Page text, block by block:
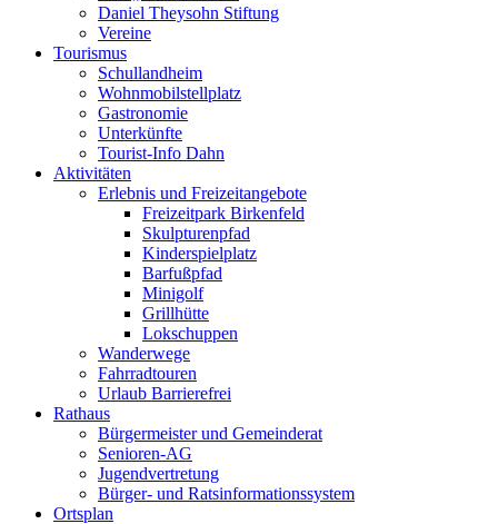
Daniel Theysohn Stiftung
Vereine
Tourismus
Schullandheim
Wohnmobilstellplatz
Gastronomie
Unterkünfte
Tourist-Info Dahn
Aktivitäten
Erlebnis und Freizeitangebote
Freizeitpark Birkenfeld
Skulpturenpfad
Kinderspielplatz
Barfußpfad
Minigolf
Grillhütte
Lokschuppen
Wanderwege
Fahrradtouren
Urlaub Barrierefrei
Rathaus
Bürgermeister und Gemeinderat
Senioren-AG
Jugendvertretung
Bürger- und Ratsinformationssystem
Ortsplan